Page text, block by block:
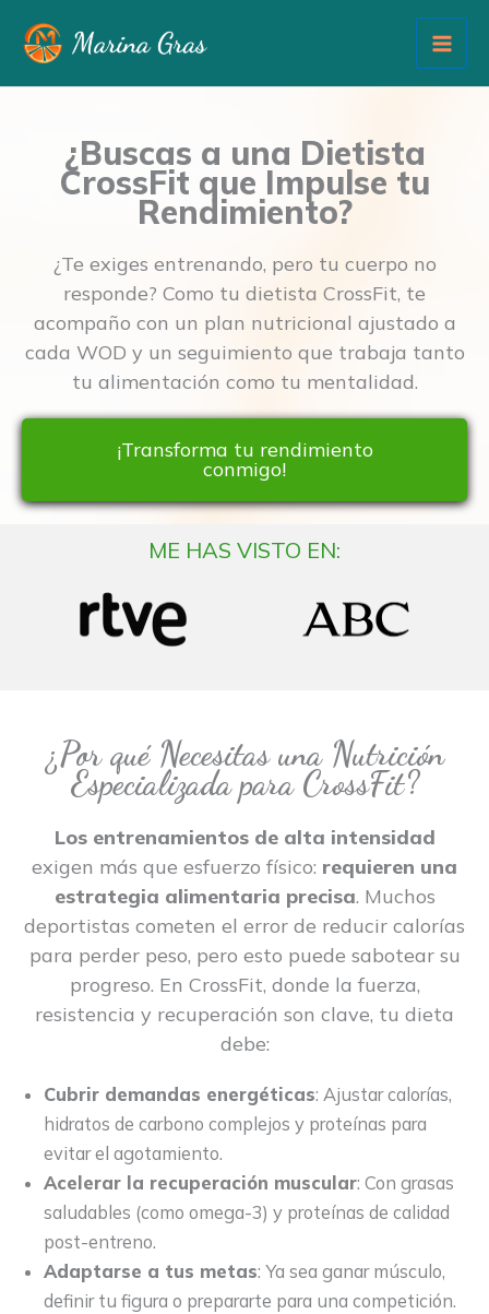
¿Buscas a una Dietista
CrossFit que Impulse tu
Rendimiento?
¿Te exiges entrenando, pero tu cuerpo no
responde? Como tu dietista CrossFit, te
acompaño con un plan nutricional ajustado a
cada WOD y un seguimiento que trabaja tanto
tu alimentación como tu mentalidad.
¡Transforma tu rendimiento
conmigo!
ME HAS VISTO EN:
¿Por qué Necesitas una Nutrición
Especializada para CrossFit?
Los entrenamientos de alta intensidad
exigen más que esfuerzo físico: requieren una
estrategia alimentaria precisa. Muchos
deportistas cometen el error de reducir calorías
para perder peso, pero esto puede sabotear su
progreso. En CrossFit, donde la fuerza,
resistencia y recuperación son clave, tu dieta
debe:
Cubrir demandas energéticas: Ajustar calorías,
hidratos de carbono complejos y proteínas para
evitar el agotamiento.
Acelerar la recuperación muscular: Con grasas
saludables (como omega-3) y proteínas de calidad
post-entreno.
Adaptarse a tus metas: Ya sea ganar músculo,
definir tu figura o prepararte para una competición.